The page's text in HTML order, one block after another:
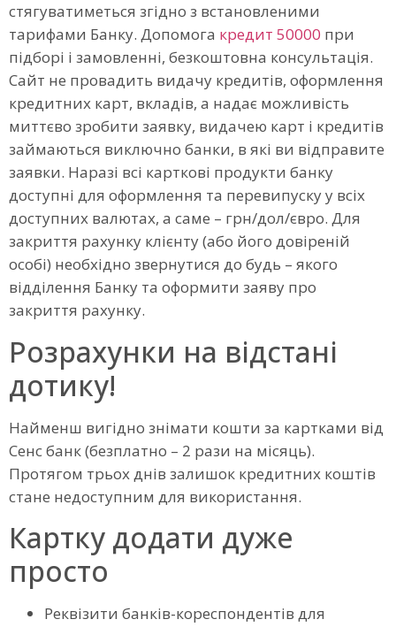
стягуватиметься згідно з встановленими
тарифами Банку. Допомога кредит 50000 при
підборі і замовленні, безкоштовна консультація.
Сайт не провадить видачу кредитів, оформлення
кредитних карт, вкладів, а надає можливість
миттєво зробити заявку, видачею карт і кредитів
займаються виключно банки, в які ви відправите
заявки. Наразі всі карткові продукти банку
доступні для оформлення та перевипуску у всіх
доступних валютах, а саме – грн/дол/євро. Для
закриття рахунку клієнту (або його довіреній
особі) необхідно звернутися до будь – якого
відділення Банку та оформити заяву про
закриття рахунку.
Розрахунки на відстані
дотику!
Найменш вигідно знімати кошти за картками від
Сенс банк (безплатно – 2 рази на місяць).
Протягом трьох днів залишок кредитних коштів
стане недоступним для використання.
Картку додати дуже
просто
Реквізити банків-кореспондентів для